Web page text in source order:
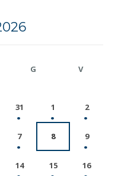
G V
31 1 2
7 8 9
14 15 16